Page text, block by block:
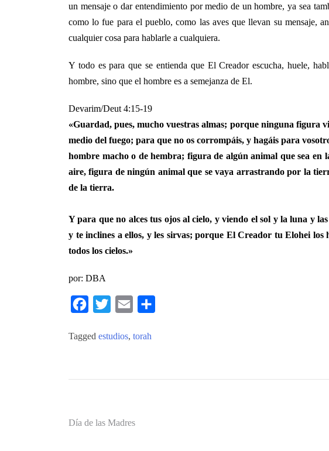
un mensaje o dar entendimiento por medio de un hombre, ya sea
como lo fue para el pueblo, como las aves que llevan su mensaje,
cualquier cosa para hablarle a cualquiera.
Y todo es para que se entienda que El Creador escucha, huele,
hombre, sino que el hombre es a semejanza de El.
Devarim/Deut 4:15-19
«Guardad, pues, mucho vuestras almas; porque ninguna figura
medio del fuego; para que no os corrompáis, y hagáis para
hombre macho o de hembra; figura de algún animal que sea
aire, figura de ningún animal que se vaya arrastrando por la
de la tierra.
Y para que no alces tus ojos al cielo, y viendo el sol y la luna y
y te inclines a ellos, y les sirvas; porque El Creador tu Elohei los
todos los cielos.»
por: DBA
FacebookTwitter Email
Tagged estudios, torah
Navegación
Día de las Madres